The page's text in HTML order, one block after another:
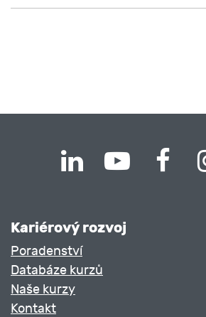
Kariérový rozvoj
Poradenství
Databáze kurzů
Naše kurzy
Kontakt